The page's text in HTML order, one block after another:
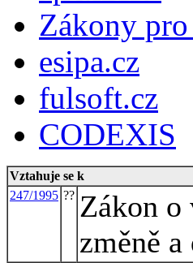
Zákony
esipa.cz
fulsoft.cz
CODEXIS
Vztahuje se k
247/1995 ?? Zákon o
změně